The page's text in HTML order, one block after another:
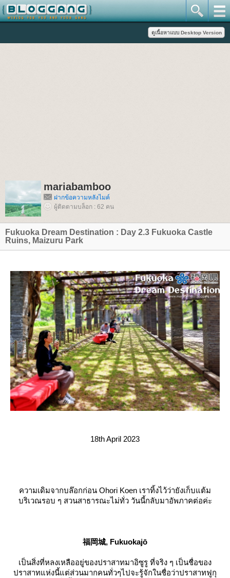
mariabamboo
ฝากข้อความหลังไมค์
ผู้ติดตามบล็อก : 62 คน
Fukuoka Dream Destination : Day 2.3 Fukuoka Castle
Ruins, Maizuru Park
18th April 2023
ความเดิมจากบล๊อกก่อน Ohori Koen เราทิ้งไว้ว่ายังเก็บแต้ม
บริเวณรอบ ๆ สวนสาธารณะไม่ทั่ว วันนี้กลับมาอัพภาคต่อค่ะ
福岡城, Fukuokajō
เป็นสิ่งที่หลงเหลืออยู่ของปราสาทมาอิซูรู ที่จริง ๆ เป็นชื่อของ
ปราสาทแห่งนี้แต่ส่วนมากคนทั่วๆไปจะรู้จักในชื่อว่าปราสาทฟูกุ